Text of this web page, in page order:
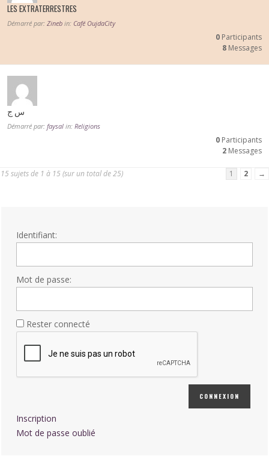
LES EXTRATERRESTRES
Démarré par: Zineb in: Café OujdaCity
0 Participants
8 Messages
س ج
Démarré par: faysal in: Religions
0 Participants
2 Messages
15 sujets de 1 à 15 (sur un total de 25) 1 2 →
Identifiant:
Mot de passe:
Rester connecté
CONNEXION
Inscription
Mot de passe oublié